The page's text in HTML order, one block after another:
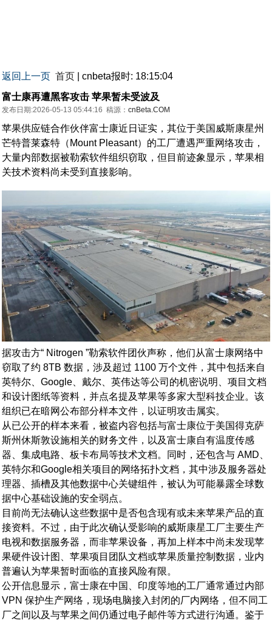
返回上一页 首页 | cnbeta报时: 18:15:04
富士康再遭黑客攻击 苹果暂未受波及
发布日期:2026-05-13 05:44:16 稿源： cnBeta.COM
苹果供应链合作伙伴富士康近日证实，其位于美国威斯康星州
芒特普莱森特（Mount Pleasant）的工厂遭遇严重网络攻击，
大量内部数据被勒索软件组织窃取，但目前迹象显示，苹果相
关技术资料尚未受到直接影响。
据攻击方“ Nitrogen ”勒索软件团伙声称，他们从富士康网络中
窃取了约 8TB 数据，涉及超过 1100 万个文件，其中包括来自
英特尔、Google、戴尔、英伟达等公司的机密说明、项目文档
和设计图纸等资料，并点名提及苹果等多家大型科技企业。该
组织已在暗网公布部分样本文件，以证明攻击属实。
从已公开的样本来看，被盗内容包括与富士康位于美国得克萨
斯州休斯敦设施相关的财务文件，以及富士康自有温度传感
器、集成电路、板卡布局等技术文档。同时，还包含与 AMD、
英特尔和Google相关项目的网络拓扑文档，其中涉及服务器处
理器、插槽及其他数据中心关键组件，被认为可能暴露全球数
据中心基础设施的安全弱点。
目前尚无法确认这些数据中是否包含现有或未来苹果产品的直
接资料。不过，由于此次确认受影响的威斯康星工厂主要生产
电视和数据服务器，而非苹果设备，再加上样本中尚未发现苹
果硬件设计图、苹果项目团队文档或苹果质量控制数据，业内
普遍认为苹果暂时面临的直接风险有限。
公开信息显示，富士康在中国、印度等地的工厂通常通过内部
VPN 保护生产网络，现场电脑接入封闭的厂内网络，但不同工
厂之间以及与苹果之间仍通过电子邮件等方式进行沟通。鉴于